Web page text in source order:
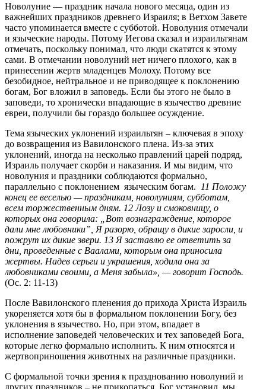
Новолуние — праздник начала нового месяца, один из
важнейших праздников древнего Израиля; в Ветхом Завете
часто упоминается вместе с субботой. Новолуния отмечали
и языческие народы. Потому Иегова сказал и израильтянам
отмечать, поскольку понимал, что люди скатятся к этому
сами. В отмечании новолуний нет ничего плохого, как в
принесении жертв младенцев Молоху. Потому все
безобидное, нейтральное и не приводящее к поклонению
богам, Бог вложил в заповедь. Если бы этого не было в
заповеди, то хронически впадающие в язычество древние
евреи, получили бы гораздо большее осуждение.
Тема языческих уклонений израильтян – ключевая в эпоху
до возвращения из Вавилонского плена. Из-за этих
уклонений, иногда на несколько правлений царей подряд,
Израиль получает скорби и наказания. И мы видим, что
новолуния и праздники соблюдаются формально,
параллельно с поклонением языческим богам.
11 Положу
конец ее веселью — праздникам, новолуниям, субботам,
всем торжественным дням. 12 Лозу и смоковницу, о
которых она говорила: „Вот вознаграждение, которое
дали мне любовники”, Я разорю, обращу в дикие заросли, и
пожрут их дикие звери. 13 Я заставлю ее ответить за
дни, проведенные с Ваалами, которым она приносила
жертвы. Надев серьги и украшения, ходила она за
любовниками своими, а Меня забыла», — говорит Господь.
(Ос. 2: 11-13)
После Вавилонского пленения до прихода Христа Израиль
укореняется хотя бы в формальном поклонении Богу, без
уклонения в язычество. Но, при этом, впадает в
исполнение заповедей человеческих и тех заповедей Бога,
которые легко формально исполнить. К ним относятся и
жертвоприношения животных на различные праздники.
С формальной точки зрения к празднованию новолуний и
других праздников – не прикопаться. Бог установил, мы